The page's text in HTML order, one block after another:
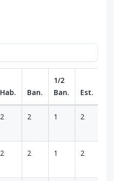
Hab. Ban.
1/2
Ban.
Est.
2 2 1 2
2 2 1 2